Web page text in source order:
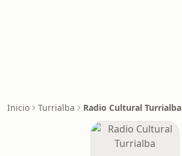
Inicio Turrialba Radio Cultural Turrialba